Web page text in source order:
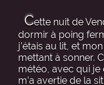
Cette nuit de
dormir à poing
j’étais au lit, et
mettant à sonner.
météo, avec qui je
m’a avertie de la